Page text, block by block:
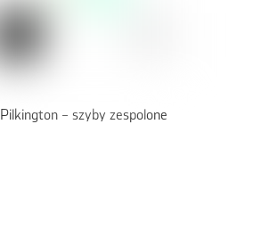
Pilkington – szyby zespolone